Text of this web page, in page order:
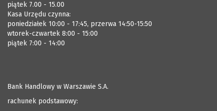
piątek 7.00 - 15.00
Kasa Urzędu czynna:
poniedziałek 10:00 - 17:45, przerwa 14:50-15:50
wtorek-czwartek 8:00 - 15:00
piątek 7:00 - 14:00
Bank Handlowy w Warszawie S.A.
rachunek podstawowy: